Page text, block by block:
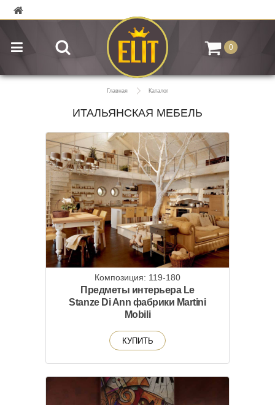
0
Главная Каталог
ИТАЛЬЯНСКАЯ МЕБЕЛЬ
Композиция: 119-180
Предметы интерьера Le
Stanze Di Ann фабрики Martini
Mobili
КУПИТЬ